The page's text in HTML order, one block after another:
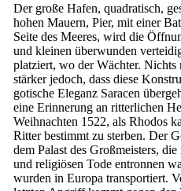
Der große Hafen, quadratisch,
hohen Mauern, Pier, mit einer
Seite des Meeres, wird die
und kleinen überwunden
platziert, wo der Wächter. Nichts
stärker jedoch, dass diese
gotische Eleganz Saracen
eine Erinnerung an ritterlichen
Weihnachten 1522, als Rhodos
Ritter bestimmt zu sterben. Der
dem Palast des Großmeisters,
und religiösen Tode entronnen
wurden in Europa transportiert.